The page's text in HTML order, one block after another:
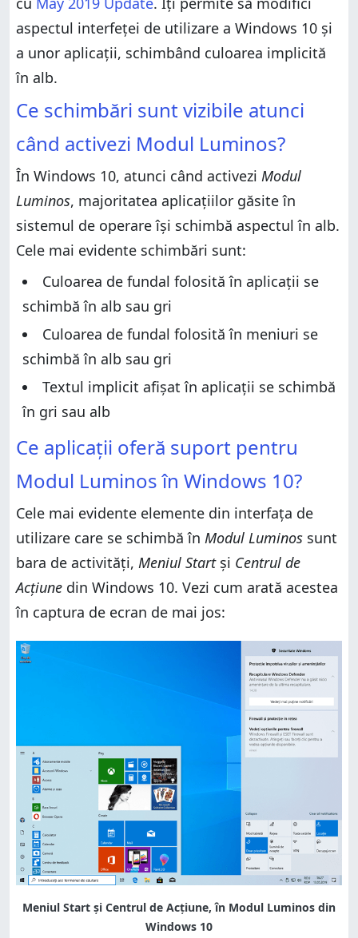
Preferi să folosești Windows 10 în Modul Luminos?
aspectul interfeței de utilizare a Windows 10 și
a unor aplicații, schimbând culoarea implicită
în alb.
Ce schimbări sunt vizibile atunci
când activezi Modul Luminos?
În Windows 10, atunci când activezi Modul
Luminos, majoritatea aplicațiilor găsite în
sistemul de operare își schimbă aspectul în alb.
Cele mai evidente schimbări sunt:
Culoarea de fundal folosită în aplicații se
schimbă în alb sau gri
Culoarea de fundal folosită în meniuri se
schimbă în alb sau gri
Textul implicit afișat în aplicații se schimbă
în gri sau alb
Ce aplicații oferă suport pentru
Modul Luminos în Windows 10?
Cele mai evidente elemente din interfața de
utilizare care se schimbă în Modul Luminos sunt
bara de activități, Meniul Startși Centrul de
Acțiune din Windows 10. Vezi cum arată acestea
în captura de ecran de mai jos:
Meniul Start și Centrul de Acțiune, în Modul Luminos din
Windows 10